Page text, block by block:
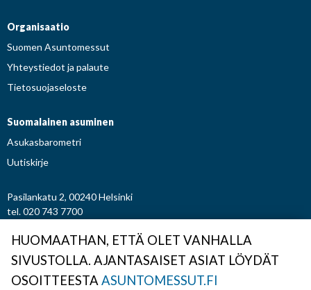
Organisaatio
Suomen Asuntomessut
Yhteystiedot ja palaute
Tietosuojaseloste
Suomalainen asuminen
Asukasbarometri
Uutiskirje
Pasilankatu 2, 00240 Helsinki
tel. 020 743 7700
© Osuuskunta Suomen Asuntomessut
HUOMAATHAN, ETTÄ OLET VANHALLA
SIVUSTOLLA. AJANTASAISET ASIAT LÖYDÄT
OSOITTEESTA ASUNTOMESSUT.FI